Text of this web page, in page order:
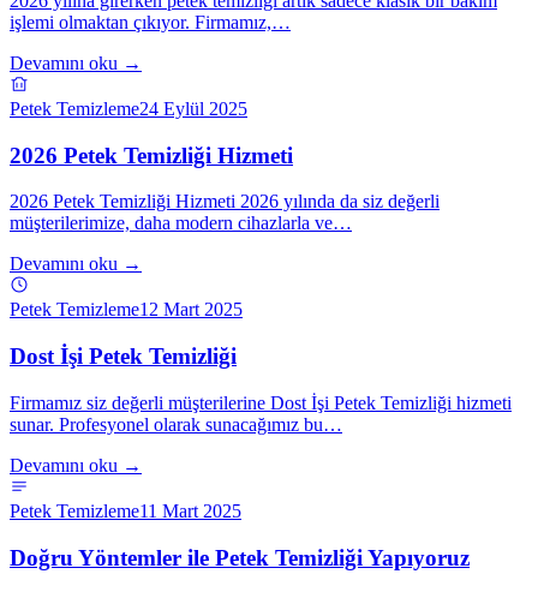
işlemi olmaktan çıkıyor. Firmamız,…
Devamını oku →
Petek Temizleme24 Eylül 2025
2026 Petek Temizliği Hizmeti
2026 Petek Temizliği Hizmeti 2026 yılında da siz değerli
müşterilerimize, daha modern cihazlarla ve…
Devamını oku →
Petek Temizleme12 Mart 2025
Dost İşi Petek Temizliği
Firmamız siz değerli müşterilerine Dost İşi Petek Temizliği hizmeti
sunar. Profesyonel olarak sunacağımız bu…
Devamını oku →
Petek Temizleme11 Mart 2025
Doğru Yöntemler ile Petek Temizliği Yapıyoruz